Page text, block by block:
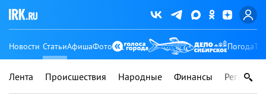
Новости СтатьиАфишаФото Погода
Лента Происшествия Народные Финансы Регионы